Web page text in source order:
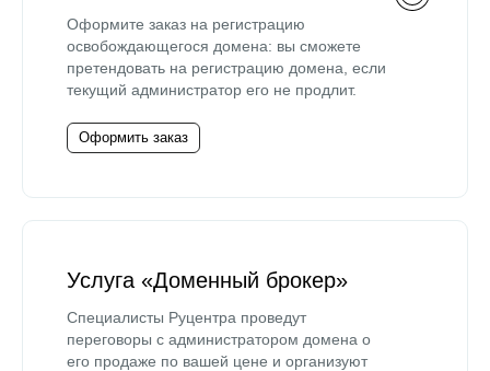
Оформите заказ на регистрацию
освобождающегося домена: вы сможете
претендовать на регистрацию домена, если
текущий администратор его не продлит.
Оформить заказ
Услуга «Доменный брокер»
Специалисты Руцентра проведут
переговоры с администратором домена о
его продаже по вашей цене и организуют